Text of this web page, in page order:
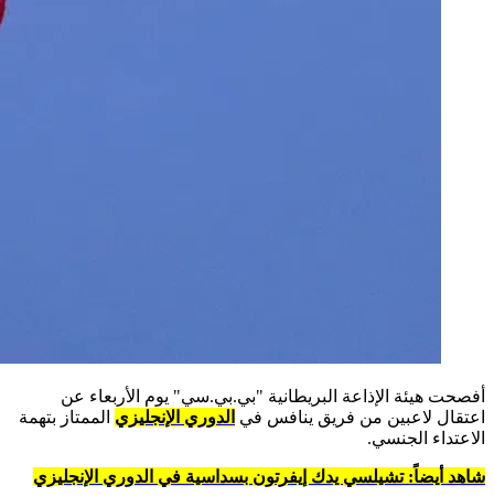
أفصحت هيئة الإذاعة البريطانية "بي.بي.سي" يوم الأربعاء عن
اعتقال لاعبين من فريق ينافس في الدوري الإنجليزي الممتاز بتهمة
الاعتداء الجنسي.
شاهد أيضاً: تشيلسي يدك إيفرتون بسداسية في الدوري الإنجليزي